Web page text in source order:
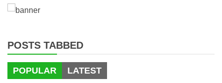
POSTS TABBED
POPULAR LATEST